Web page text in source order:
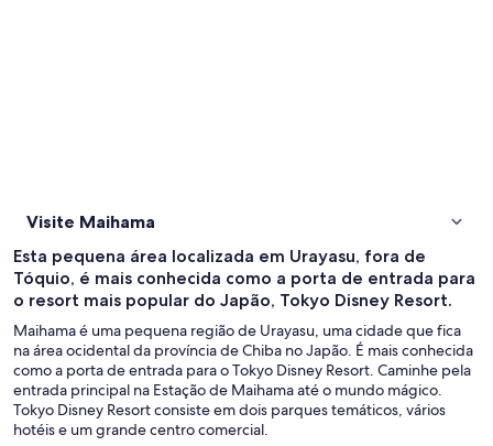
Visite Maihama
Esta pequena área localizada em Urayasu, fora de
Tóquio, é mais conhecida como a porta de entrada para
o resort mais popular do Japão, Tokyo Disney Resort.
Maihama é uma pequena região de Urayasu, uma cidade que fica
na área ocidental da província de Chiba no Japão. É mais conhecida
como a porta de entrada para o Tokyo Disney Resort. Caminhe pela
entrada principal na Estação de Maihama até o mundo mágico.
Tokyo Disney Resort consiste em dois parques temáticos, vários
hotéis e um grande centro comercial.